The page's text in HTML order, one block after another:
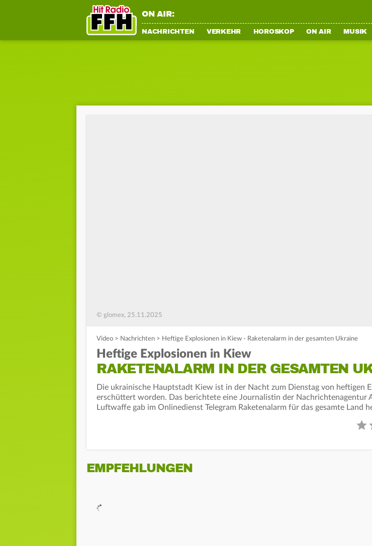
ON AIR:
NACHRICHTEN VERKEHR HOROSKOP ON AIR MUSIK
© glomex, 25.11.2025
Video > Nachrichten > Heftige Explosionen in Kiew - Raketenalarm in der gesamten Ukraine
Heftige Explosionen in Kiew
RAKETENALARM IN DER GESAMTEN
Die ukrainische Hauptstadt Kiew ist in der Nacht zum Dienstag von heftigen
erschüttert worden. Das berichtete eine Journalistin der Nachrichtenagentur
Luftwaffe gab im Onlinedienst Telegram Raketenalarm für das gesamte Land
EMPFEHLUNGEN